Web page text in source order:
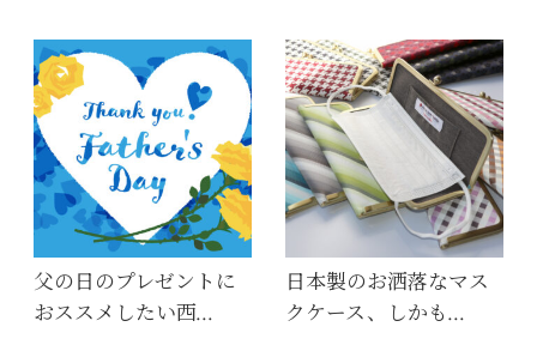
父の日のプレゼントに
おススメしたい西…
日本製のお洒落なマス
クケース、しかも…